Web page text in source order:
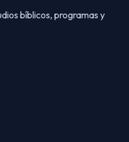
bíblicos, programas y